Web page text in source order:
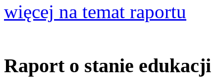
więcej na temat raportu
Raport o stanie edukacji